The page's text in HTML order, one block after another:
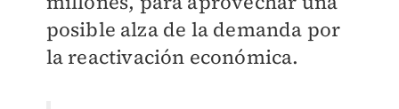
posible alza de la demanda por
la reactivación económica.